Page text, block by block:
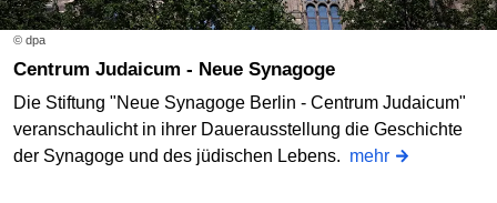
© dpa
Centrum Judaicum - Neue Synagoge
Die Stiftung "Neue Synagoge Berlin - Centrum Judaicum"
veranschaulicht in ihrer Dauerausstellung die Geschichte
der Synagoge und des jüdischen Lebens. mehr